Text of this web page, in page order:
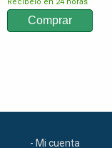
- Mi cuenta